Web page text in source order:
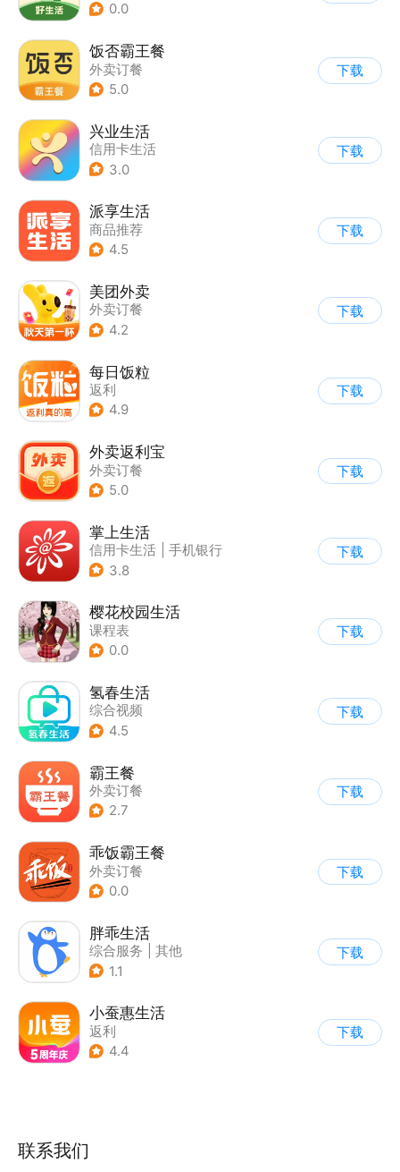
0.0
饭否霸王餐
外卖订餐
5.0
下载
兴业生活
信用卡生活
3.0
下载
派享生活
商品推荐
4.5
下载
美团外卖
外卖订餐
4.2
下载
每日饭粒
返利
4.9
下载
外卖返利宝
外卖订餐
5.0
下载
掌上生活
信用卡生活
手机银行
3.8
下载
樱花校园生活
课程表
0.0
下载
氢春生活
综合视频
4.5
下载
霸王餐
外卖订餐
2.7
下载
乖饭霸王餐
外卖订餐
0.0
下载
胖乖生活
综合服务
其他
1.1
下载
小蚕惠生活
返利
4.4
下载
联系我们